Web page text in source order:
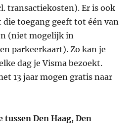
transactiekosten). Er is ook
die toegang geeft tot één van
(niet mogelijk in
parkeerkaart). Zo kan je
dag je Visma bezoekt.
13 jaar mogen gratis naar
Den Haag, Den